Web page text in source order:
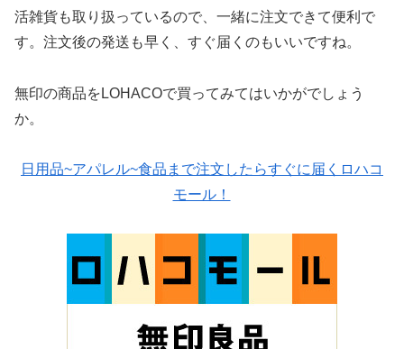
活雑貨も取り扱っているので、一緒に注文できて便利で
す。注文後の発送も早く、すぐ届くのもいいですね。
無印の商品をLOHACOで買ってみてはいかがでしょう
か。
日用品~アパレル~食品まで注文したらすぐに届くロハコ
モール！